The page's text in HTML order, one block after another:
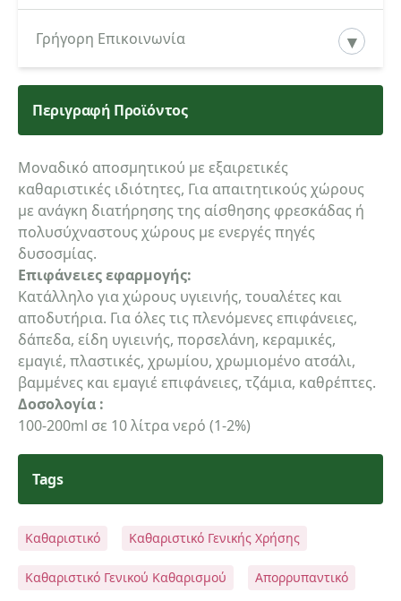
Κατεβάστε εδώ το Τεχνικό φυλλάδιο του
Γρήγορη Επικοινωνία
Κατηγορία ενδιαφερόμενου
Όνομα
Τηλέφωνο
email
Περιγραφή Προϊόντος
Μοναδικό αποσμητικού με εξαιρετικές
καθαριστικές ιδιότητες, Για απαιτητικούς χώρους
με ανάγκη διατήρησης της αίσθησης φρεσκάδας ή
πολυσύχναστους χώρους με ενεργές πηγές
δυσοσμίας.
Επιφάνειες εφαρμογής:
Κατάλληλο για χώρους υγιεινής, τουαλέτες και
αποδυτήρια. Για όλες τις πλενόμενες επιφάνειες,
δάπεδα, είδη υγιεινής, πορσελάνη, κεραμικές,
εμαγιέ, πλαστικές, χρωμίου, χρωμιομένο ατσάλι,
βαμμένες και εμαγιέ επιφάνειες, τζάμια, καθρέπτες.
Δοσολογία :
100-200ml σε 10 λίτρα νερό (1-2%)
Tags
Καθαριστικό Καθαριστικό Γενικής Χρήσης
Καθαριστικό Γενικού Καθαρισμού Απορρυπαντικό